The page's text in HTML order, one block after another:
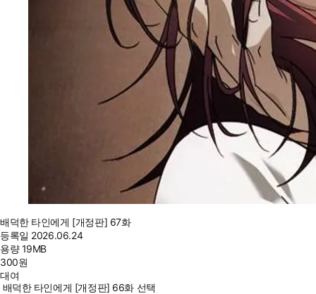
배덕한 타인에게 [개정판] 67화
등록일 2026.06.24
용량19MB
300원
대여
배덕한 타인에게 [개정판] 66화 선택